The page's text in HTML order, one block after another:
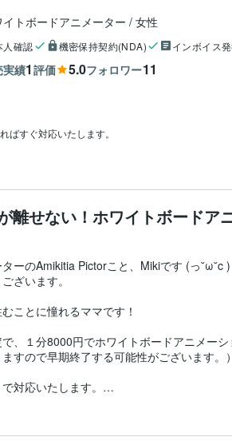
イトボードアニメーター 女性
人確認 機密保持契約(NDA) インボイス
実績1 評価 5.0フォロワー11
離せない！ホワイトボードア
ーのAmikitia Pictorこと、Mikiです (っ˘ω˘c )
ざいます。
ことに憧れるママです！
、１分8000円でホワイトボードアニメー
すので早期終了する可能性がございます。）
対応いたします。